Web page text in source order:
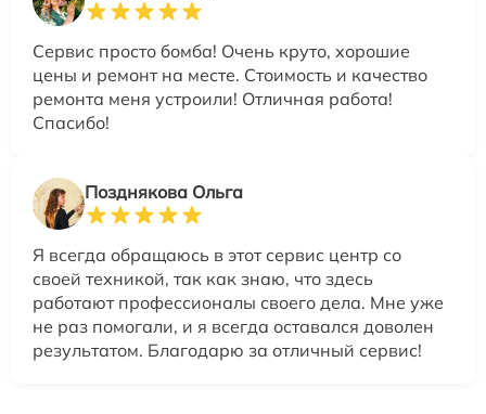
Сервис просто бомба! Очень круто, хорошие
цены и ремонт на месте. Стоимость и качество
ремонта меня устроили! Отличная работа!
Спасибо!
Позднякова Ольга
Я всегда обращаюсь в этот сервис центр со
своей техникой, так как знаю, что здесь
работают профессионалы своего дела. Мне уже
не раз помогали, и я всегда оставался доволен
результатом. Благодарю за отличный сервис!